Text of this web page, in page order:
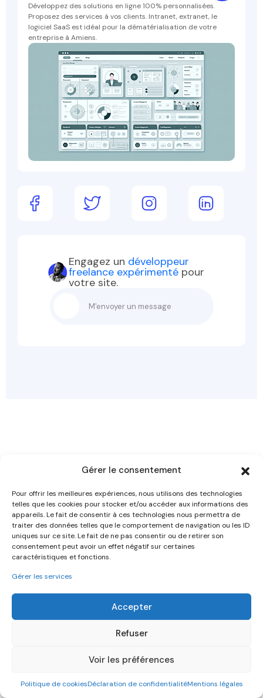
Gérer le consentement
Pour offrir les meilleures expériences, nous utilisons des technologies
telles que les cookies pour stocker et/ou accéder aux informations des
appareils. Le fait de consentir à ces technologies nous permettra de
traiter des données telles que le comportement de navigation ou les ID
uniques sur ce site. Le fait de ne pas consentir ou de retirer son
consentement peut avoir un effet négatif sur certaines
caractéristiques et fonctions.
Gérer les services
Accepter
Refuser
Voir les préférences
Politique de cookiesDéclaration de confidentialitéMentions légales
Développez des solutions en ligne 100% personnalisées.
Proposez des services à vos clients. Intranet, extranet, le
logiciel SaaS est idéal pour la dématérialisation de votre
entreprise à Amiens.
Engagez un développeur
freelance expérimenté pour
votre site.
M'envoyer un message
PRÉSENTATION
Pierre
Viéville,Concepteur web.
En faisant le choix d'une véritable agence de création
services qualitatifs à prix réduits en plus d'une relation
unique avec votre prestataire de site Internet.
Generated byMPG